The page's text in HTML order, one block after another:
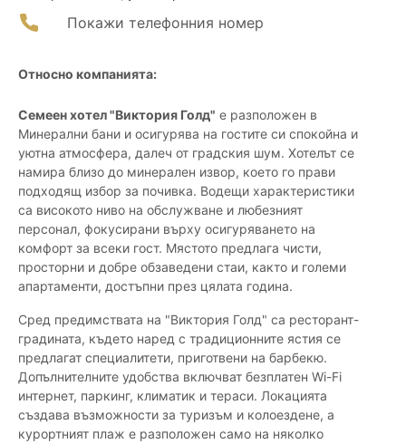
Покажи телефонния номер
Относно компанията:
Семеен хотел "Виктория Голд" е разположен в
Минерални бани и осигурява на гостите си спокойна и
уютна атмосфера, далеч от градския шум. Хотелът се
намира близо до минерален извор, което го прави
подходящ избор за почивка. Водещи характеристики
са високото ниво на обслужване и любезният
персонал, фокусирани върху осигуряването на
комфорт за всеки гост. Мястото предлага чисти,
просторни и добре обзаведени стаи, както и големи
апартаменти, достъпни през цялата година.
Сред предимствата на "Виктория Голд" са ресторант-
градината, където наред с традиционните ястия се
предлагат специалитети, приготвени на барбекю.
Допълнителните удобства включват безплатен Wi-Fi
интернет, паркинг, климатик и тераси. Локацията
създава възможности за туризъм и колоездене, а
курортният плаж е разположен само на няколко